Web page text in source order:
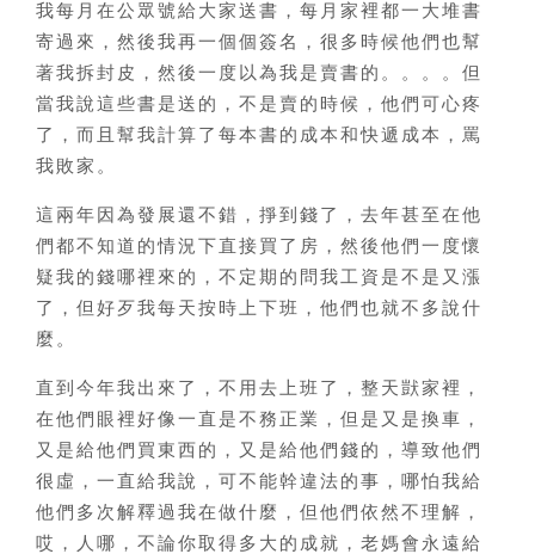
我每月在公眾號給大家送書，每月家裡都一大堆書
寄過來，然後我再一個個簽名，很多時候他們也幫
著我拆封皮，然後一度以為我是賣書的。。。。但
當我說這些書是送的，不是賣的時候，他們可心疼
了，而且幫我計算了每本書的成本和快遞成本，罵
我敗家。
這兩年因為發展還不錯，掙到錢了，去年甚至在他
們都不知道的情況下直接買了房，然後他們一度懷
疑我的錢哪裡來的，不定期的問我工資是不是又漲
了，但好歹我每天按時上下班，他們也就不多說什
麼。
直到今年我出來了，不用去上班了，整天獃家裡，
在他們眼裡好像一直是不務正業，但是又是換車，
又是給他們買東西的，又是給他們錢的，導致他們
很虛，一直給我說，可不能幹違法的事，哪怕我給
他們多次解釋過我在做什麼，但他們依然不理解，
哎，人哪，不論你取得多大的成就，老媽會永遠給